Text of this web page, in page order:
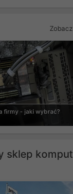
firmy - jaki wybrać?
sklep